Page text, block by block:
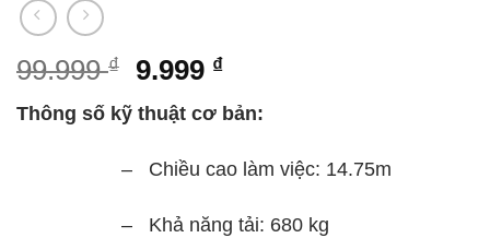
99.999₫ 9.999 ₫
Thông số kỹ thuật cơ bản:
– Chiều cao làm việc: 14.75m
– Khả năng tải: 680 kg